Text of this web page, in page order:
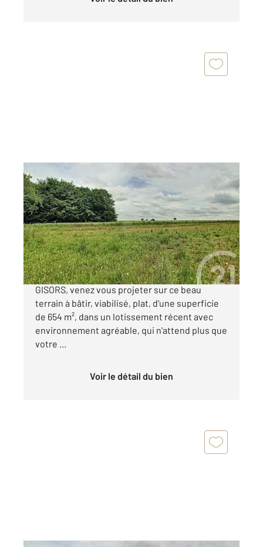
GISORS 27
654 m2
Ref : 676310
Terrain à vendre
58 900 €
Situé dans un charmant village, à 15 minutes de
GISORS, venez vous projeter sur ce beau
terrain à bâtir, viabilisé, plat, d'une superficie
de 654 m², dans un lotissement récent avec
environnement agréable, qui n'attend plus que
votre ...
Voir le détail du bien